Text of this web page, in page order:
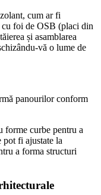
cum ar fi
cu foi de OSB (placi din
și asamblarea
vă o lume de
panourilor conform
forme curbe pentru a
pot fi ajustate la
a forma structuri